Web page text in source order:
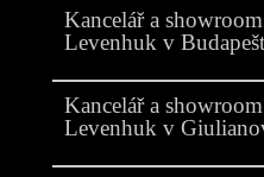
Adresa sídla:Levenhuk
create
block
Kancelář a
Levenhuk v
Kancelář a
Levenhuk v